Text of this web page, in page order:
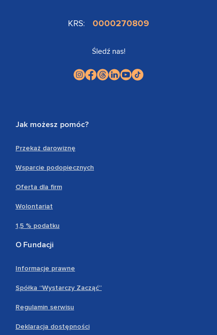
KRS: 0000270809
Śledź nas!
Jak możesz pomóc?
Przekaż darowiznę
Wsparcie podopiecznych
Oferta dla firm
Wolontariat
1,5 % podatku
O Fundacji
Informacje prawne
Spółka “Wystarczy Zacząć”
Regulamin serwisu
Deklaracja dostępności